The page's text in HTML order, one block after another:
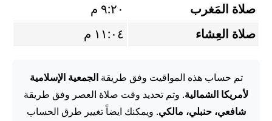
صلاة المَغرب
٩:٢٠ م
صلاة العِشاء
١١:٠٤ م
تم حساب هذه المواقيت وفق طريقةالجمعية الإسلامية
لأمريكا الشمالية. وتم تحديد وقت صلاة العصر وفق طريقة
شافعي، حنبلي، مالكي. ويمكنك ايضاً تغيير طرق الحساب